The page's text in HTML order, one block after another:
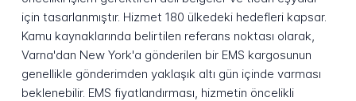
için tasarlanmıştır. Hizmet 180 ülkedeki hedefleri kapsar.
Kamu kaynaklarında belirtilen referans noktası olarak,
Varna'dan New York'a gönderilen bir EMS kargosunun
genellikle gönderimden yaklaşık altı gün içinde varması
beklenebilir. EMS fiyatlandırması, hizmetin öncelikli